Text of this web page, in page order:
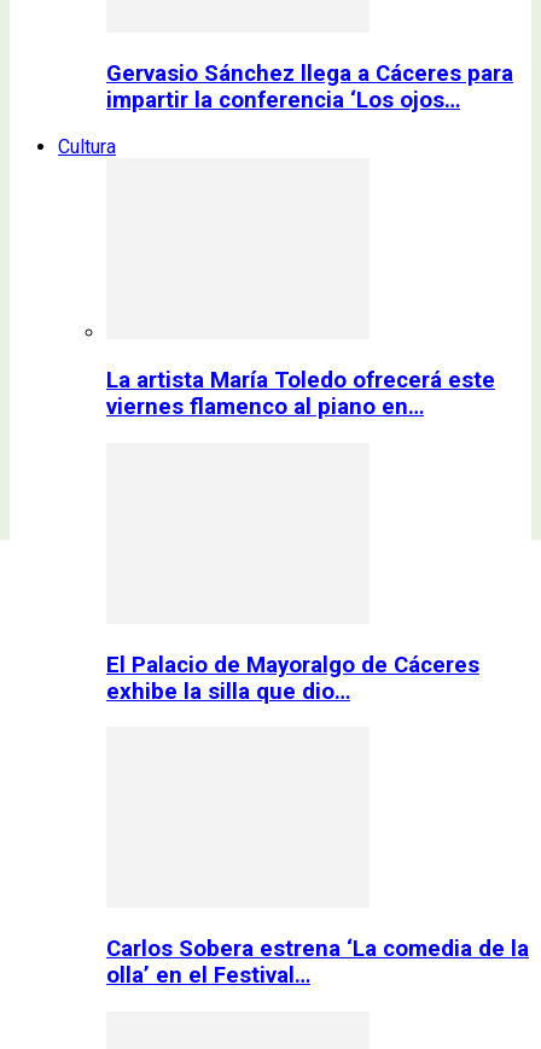
Gervasio Sánchez llega a Cáceres para
impartir la conferencia ‘Los ojos…
Cultura
La artista María Toledo ofrecerá este
viernes flamenco al piano en…
El Palacio de Mayoralgo de Cáceres
exhibe la silla que dio…
Carlos Sobera estrena ‘La comedia de la
olla’ en el Festival…